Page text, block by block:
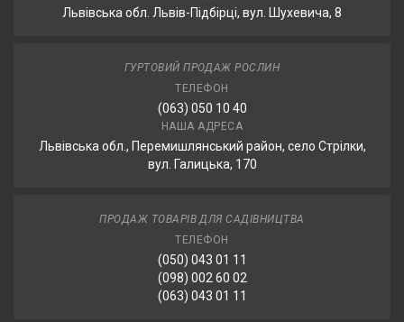
Львівська обл. Львів-Підбірці, вул. Шухевича, 8
ГУРТОВИЙ ПРОДАЖ РОСЛИН
ТЕЛЕФОН
(063) 050 10 40
НАША АДРЕСА
Львівська обл., Перемишлянський район, село Стрілки,
вул. Галицька, 170
ПРОДАЖ ТОВАРІВ ДЛЯ САДІВНИЦТВА
ТЕЛЕФОН
(050) 043 01 11
(098) 002 60 02
(063) 043 01 11